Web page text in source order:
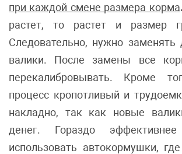
при каждой смене размера корма.
растет, то растет и размер
Следовательно, нужно заменять
валики. После замены все
перекалибровывать. Кроме
процесс кропотливый и
накладно, так как новые
денег. Гораздо
использовать автокормушки,